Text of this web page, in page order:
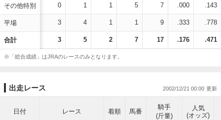
その他特別
平場
合計
0 1 1 5 7 .000 .143
3 4 1 1 9 .333 .778
3 5 2 7 17 .176 .471
※「総合成績」はJRAのレースのみとなります。
出走レース 2002/12/21 00:00
日付 レース 着順 馬番
騎手
(斤量)
人気
(オッズ)